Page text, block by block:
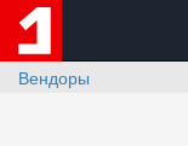
Вендоры